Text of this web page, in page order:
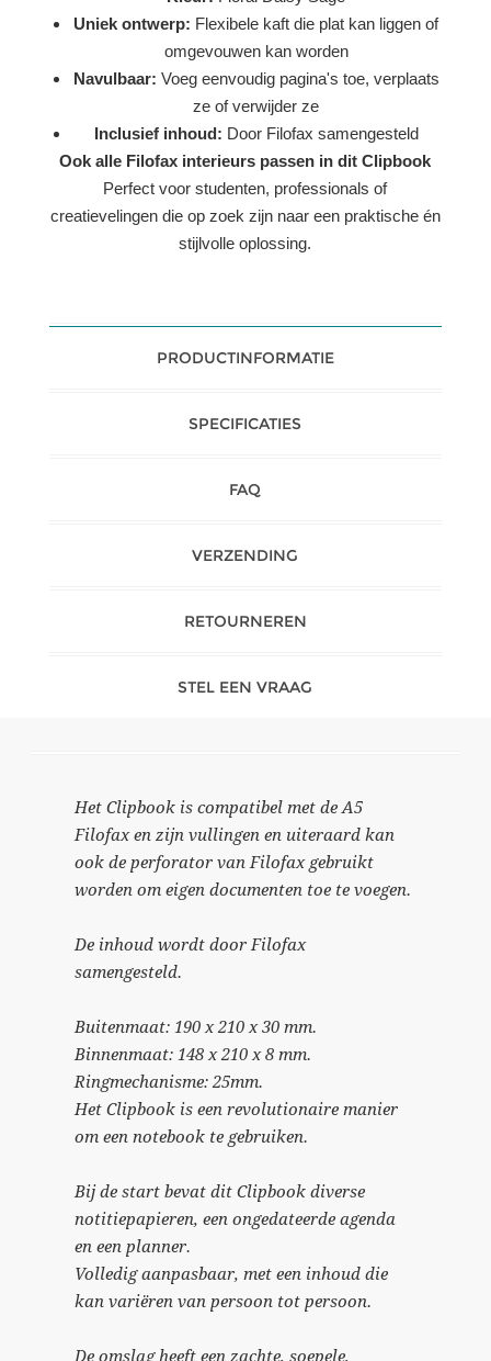
Uniek ontwerp: Flexibele kaft die plat kan liggen of
omgevouwen kan worden
Navulbaar: Voeg eenvoudig pagina's toe, verplaats
ze of verwijder ze
Inclusief inhoud: Door Filofax samengesteld
Ook alle Filofax interieurs passen in dit Clipbook
Perfect voor studenten, professionals of
creatievelingen die op zoek zijn naar een praktische én
stijlvolle oplossing.
PRODUCTINFORMATIE
SPECIFICATIES
FAQ
VERZENDING
RETOURNEREN
STEL EEN VRAAG
Het Clipbook is compatibel met de A5
Filofax en zijn vullingen en uiteraard kan
ook de perforator van Filofax gebruikt
worden om eigen documenten toe te voegen.
De inhoud wordt door Filofax
samengesteld.
Buitenmaat: 190 x 210 x 30 mm.
Binnenmaat: 148 x 210 x 8 mm.
Ringmechanisme: 25mm.
Het Clipbook is een revolutionaire manier
om een notebook te gebruiken.
Bij de start bevat dit Clipbook diverse
notitiepapieren, een ongedateerde agenda
en een planner.
Volledig aanpasbaar, met een inhoud die
kan variëren van persoon tot persoon.
De omslag heeft een zachte, soepele,